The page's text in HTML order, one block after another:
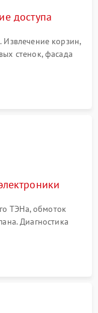
доступа
корзин,
стенок, фасада
помпе.
ТЭНа, обмоток
Диагностика
мутности,
управления.